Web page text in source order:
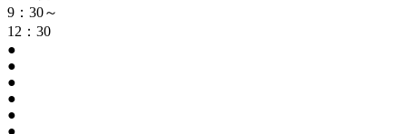
9：30～
12：30
●
●
●
●
●
●